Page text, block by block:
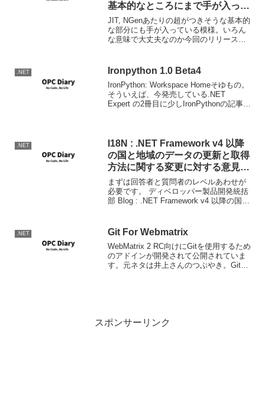
基本的なところにまで手が入って
いる模様
JIT, NGenあたりの超がつきそうな基本的
な部分にも手が入っている模様。いろん
な意味で大丈夫なのか今回のリリース。
NGen, and other Mana...
.NET Ironpython 1.0 Beta4
IronPython: Workspace Homeそゆもの。
そういえば、今発売している.NET
Expert の2冊目に少しIronPythonの記事が
.NET
I18N : .NET Framework v4 以降
の国と地域のデータの更新と取得
方法に関する変更に対する意見そ
の1
まずは回答者と質問者のレベルあわせが
必要です。 ディベロッパー製品開発統括
部 Blog : .NET Framework v4 以降の国と
よび.NET Fx...
.NET Git For Webmatrix
WebMatrix 2 RC向けにGitを使用するため
のアドインが開発されて公開されていま
す。元ネタは井上さんのつぶやき。Git
スポンサーリンク